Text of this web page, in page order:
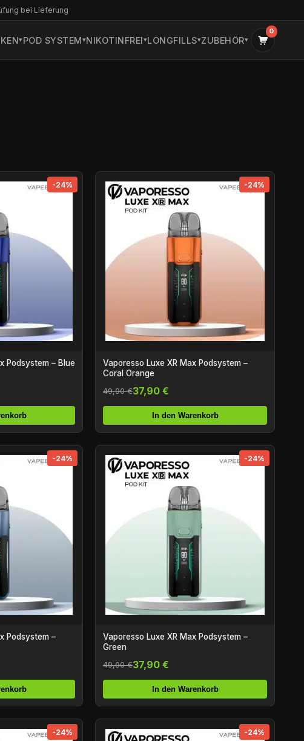
bei Lieferung
POD SYSTEM NIKOTINFREI LONGFILLS ZUBEHÖR
0
-24%
Podsystem – Blue
-24%
Vaporesso Luxe XR Max Podsystem –
Coral Orange
49,90 €37,90 €
In den Warenkorb
-24%
Podsystem –
-24%
Vaporesso Luxe XR Max Podsystem –
Green
49,90 €37,90 €
In den Warenkorb
-24% -24%